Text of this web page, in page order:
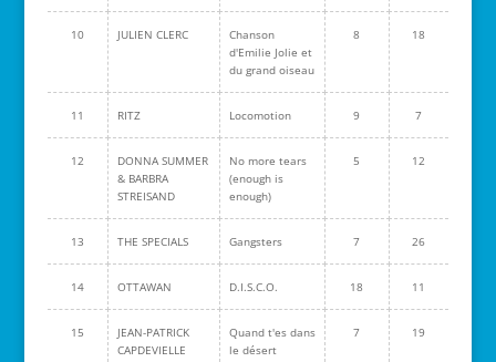
10 JULIEN CLERC
Chanson
d'Emilie Jolie et
du grand oiseau
8 18
11 RITZ Locomotion 9 7
12
DONNA SUMMER
& BARBRA
STREISAND
No more tears
(enough is
enough)
5 12
13 THE SPECIALS Gangsters 7 26
14 OTTAWAN D.I.S.C.O. 18 11
15
JEAN-PATRICK
CAPDEVIELLE
Quand t'es dans
le désert
7 19